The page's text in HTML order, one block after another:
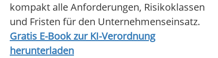
kompakt alle Anforderungen, Risikoklassen
und Fristen für den Unternehmenseinsatz.
Gratis E-Book zur KI-Verordnung
herunterladen